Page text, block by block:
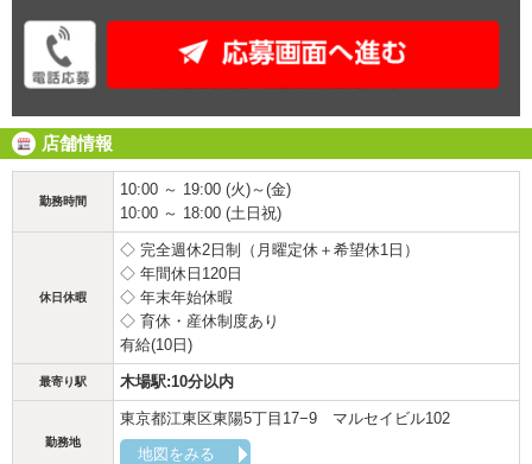
店舗情報
勤務時間
10:00 ～ 19:00 (火)～(金)
10:00 ～ 18:00 (土日祝)
休日休暇
◇ 完全週休2日制（月曜定休＋希望休1日）
◇ 年間休日120日
◇ 年末年始休暇
◇ 育休・産休制度あり
有給(10日)
最寄り駅 木場駅:10分以内
勤務地
東京都江東区東陽5丁目17−9 マルセイビル102
地図をみる